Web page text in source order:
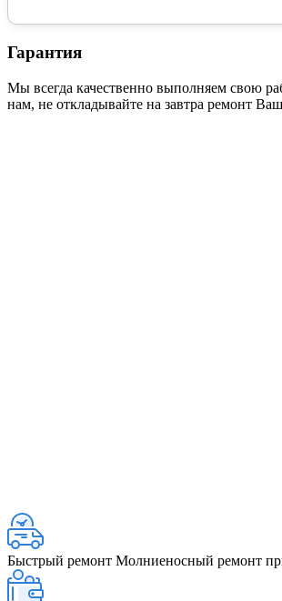
Гарантия
Мы всегда качественно выполняем свою
нам, не откладывайте на завтра ремонт
Быстрый ремонт Молниеносный ремонт